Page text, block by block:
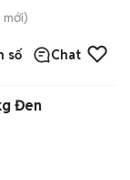
mới)
số Chat
Đen